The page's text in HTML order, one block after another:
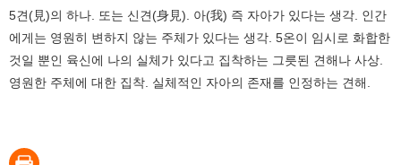
5견(見)의 하나. 또는 신견(身見). 아(我) 즉 자아가 있다는 생각. 인간
에게는 영원히 변하지 않는 주체가 있다는 생각. 5온이 임시로 화합한
것일 뿐인 육신에 나의 실체가 있다고 집착하는 그릇된 견해나 사상.
영원한 주체에 대한 집착. 실체적인 자아의 존재를 인정하는 견해.